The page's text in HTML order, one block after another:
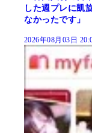
した週プレに凱
なかったです」
2026年08月03日